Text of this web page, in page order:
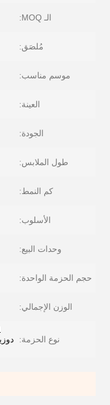
الـ MOQ:
مُلصَق:
موسم مناسب:
العينة:
الجودة:
طول الملابس:
كم النمط:
الأسلوب:
وحدات البيع:
حجم الحزمة الواحدة:
الوزن الإجمالي:
نوع الحزمة: